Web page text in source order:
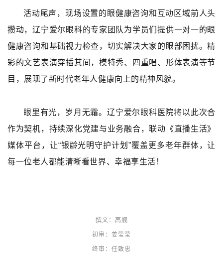
活动尾声，现场设置的眼健康咨询和互动区域前人头
攒动，辽宁爱尔眼科的专家团队为学员们提供一对一的眼
健康咨询和基础视力检查，切实解决大家的眼部困扰。精
彩的文艺表演穿插其间，模特秀、四重唱、形体表演等节
目，展现了新时代老年人健康向上的精神风貌。
眼里有光，岁月无霜。辽宁爱尔眼科医院将以此次合
作为契机，持续深化党建与业务融合，联动《直播生活》
媒体平台，让“银龄光明守护计划”覆盖更多老年群体，让
每一位老人都能清晰看世界、幸福享生活！
撰文：高舰
初审：姜莹莹
终审：任致忠